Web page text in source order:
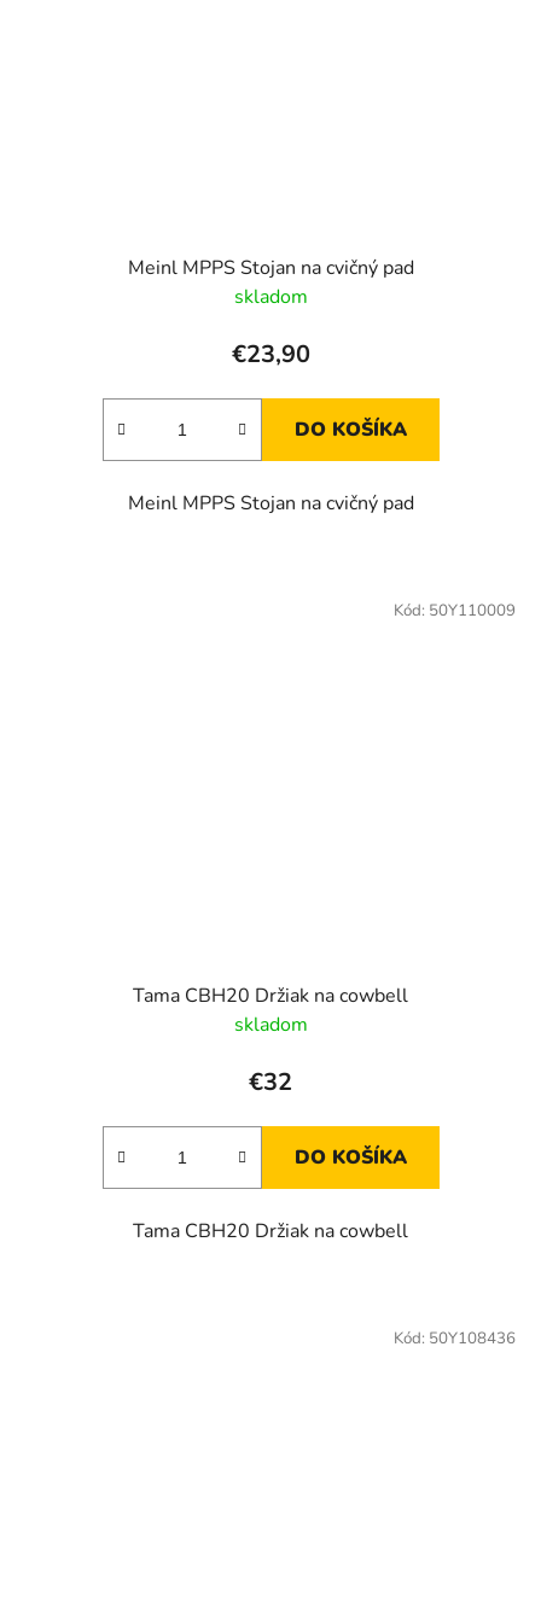
Meinl MPPS Stojan na cvičný pad
skladom
€23,90
DO KOŠÍKA
Meinl MPPS Stojan na cvičný pad
Tama CBH20 Držiak na cowbell
skladom
€32
DO KOŠÍKA
Tama CBH20 Držiak na cowbell
Kód: 50Y110009
Kód: 50Y108436